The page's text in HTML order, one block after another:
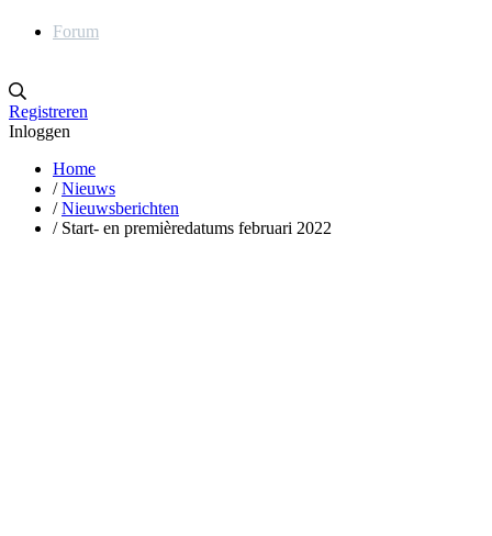
Forum
Registreren
Inloggen
Home
/ Nieuws
/ Nieuwsberichten
/ Start- en premièredatums februari 2022